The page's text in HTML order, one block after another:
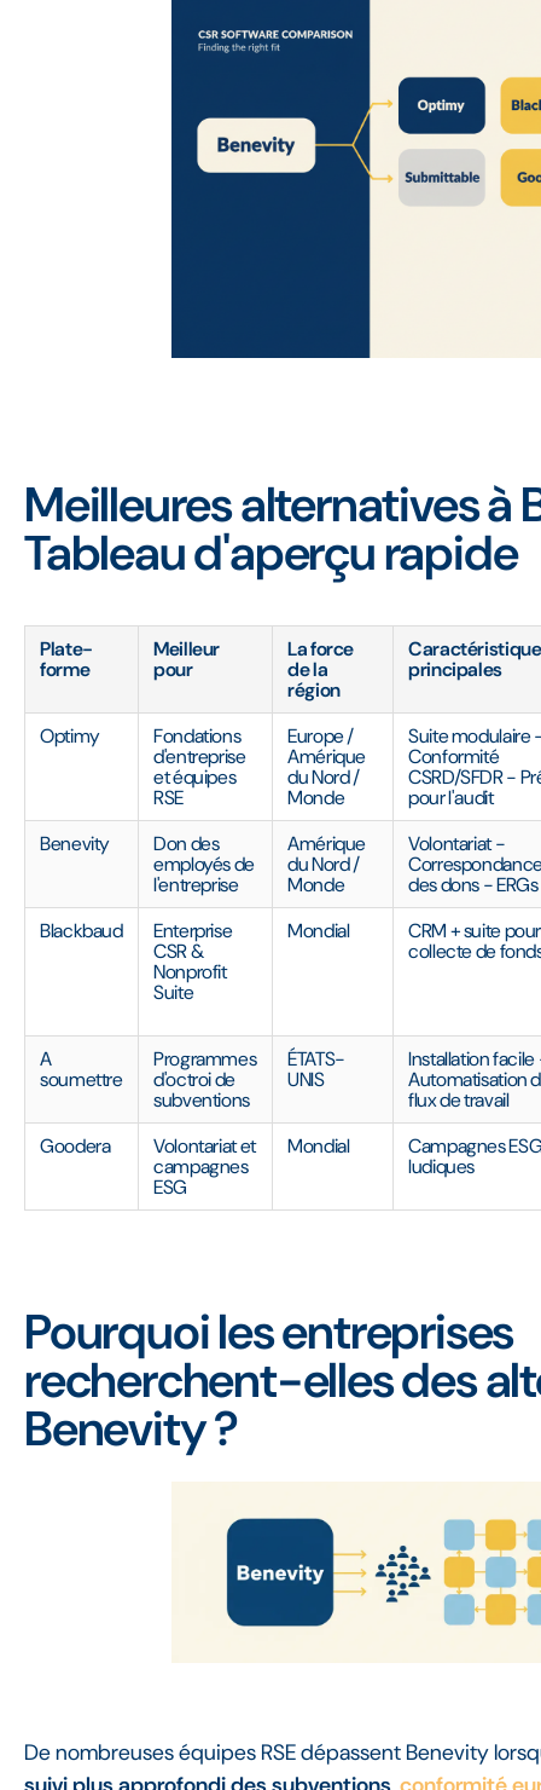
Meilleures alternatives à
Tableau d'aperçu rapide
Plate-
forme
Meilleur
pour
La force
de la
région
principales
Optimy
Fondations
d'entreprise
et équipes
RSE
Europe /
Amérique
du Nord /
Monde
Suite modulaire
Conformité
CSRD/SFDR -
pour l'audit
Benevity
Don des
employés de
l'entreprise
Amérique
du Nord /
Monde
Volontariat -
des dons - ERGs
Blackbaud
Enterprise
CSR &
Nonprofit
Suite
Mondial
CRM + suite
collecte de
A
soumettre
Programmes
d'octroi de
subventions
ÉTATS-
UNIS
Installation
Automatisation
flux de travail
Goodera
Volontariat et
campagnes
ESG
Mondial
Campagnes
ludiques
Pourquoi les entreprises
recherchent-elles des
Benevity ?
De nombreuses équipes RSE dépassent Benevity